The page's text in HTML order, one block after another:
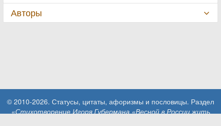
Авторы
© 2010-2026. Статусы, цитаты, афоризмы и пословицы. Раздел
«Стихотворение Игоря Губермана «Весной в России жить